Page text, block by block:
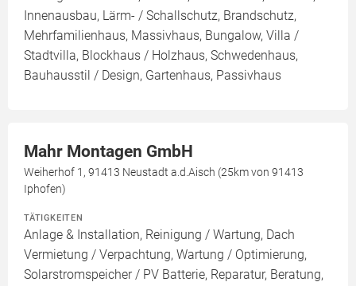
Innenausbau, Lärm- / Schallschutz, Brandschutz,
Mehrfamilienhaus, Massivhaus, Bungalow, Villa /
Stadtvilla, Blockhaus / Holzhaus, Schwedenhaus,
Bauhausstil / Design, Gartenhaus, Passivhaus
Mahr Montagen GmbH
Weiherhof 1, 91413 Neustadt a.d.Aisch (25km von 91413
Iphofen)
TÄTIGKEITEN
Anlage & Installation, Reinigung / Wartung, Dach
Vermietung / Verpachtung, Wartung / Optimierung,
Solarstromspeicher / PV Batterie, Reparatur, Beratung,